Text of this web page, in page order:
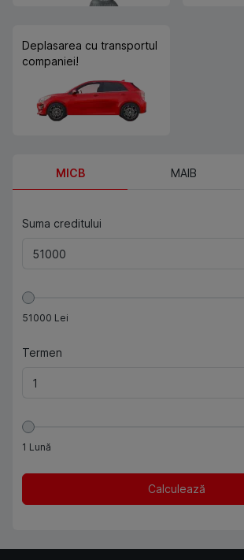
Deplasarea cu transportul
companiei!
MICB MAIB
Suma creditului
51000 Lei
Termen
1 Lună
Calculează